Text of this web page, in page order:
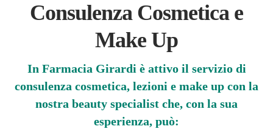
Consulenza Cosmetica e
Make Up
In Farmacia Girardi è attivo il servizio di
consulenza cosmetica, lezioni e make up con la
nostra beauty specialist che, con la sua
esperienza, può: